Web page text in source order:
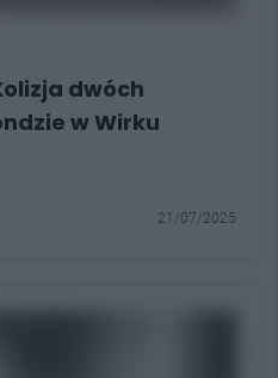
dwóch
w Wirku
21/07/2025